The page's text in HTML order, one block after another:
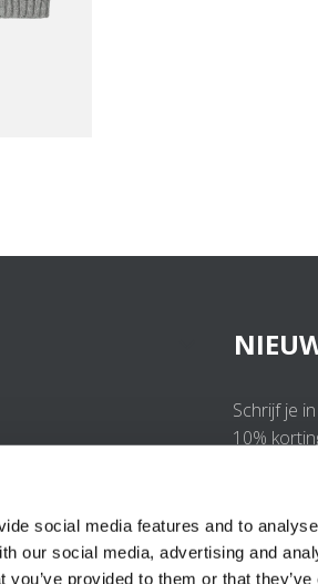
social media features and to
our social media, advertising and
provided to them or that they’ve
Schrijf je
10%
Ik ga